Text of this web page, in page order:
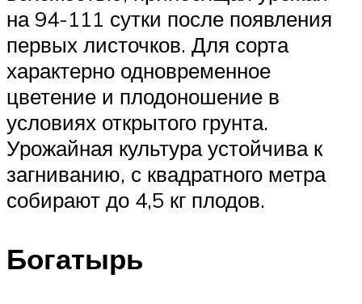
на 94-111 сутки после появления
первых листочков. Для сорта
характерно одновременное
цветение и плодоношение в
условиях открытого грунта.
Урожайная культура устойчива к
загниванию, с квадратного метра
собирают до 4,5 кг плодов.
Богатырь